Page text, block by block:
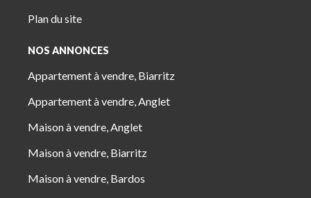
Plan du site
NOS ANNONCES
Appartement à vendre, Biarritz
Appartement à vendre, Anglet
Maison à vendre, Anglet
Maison à vendre, Biarritz
Maison à vendre, Bardos